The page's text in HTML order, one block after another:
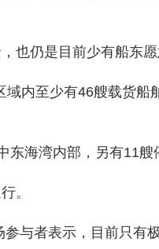
也仍是目前少有船东愿
域内至少有46艘载货船
海湾内部，另有11艘
。
与者表示，目前只有